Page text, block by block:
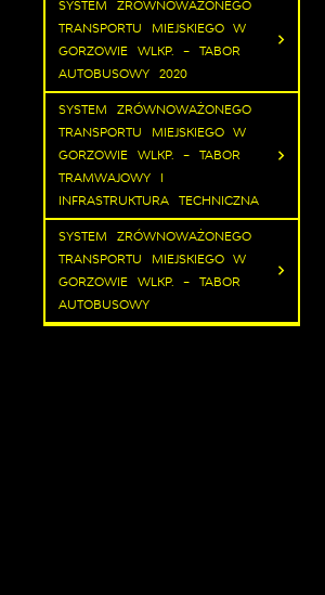
SYSTEM ZRÓWNOWAŻONEGO
TRANSPORTU MIEJSKIEGO W
GORZOWIE WLKP. – TABOR
AUTOBUSOWY 2020
SYSTEM ZRÓWNOWAŻONEGO
TRANSPORTU MIEJSKIEGO W
GORZOWIE WLKP. – TABOR
TRAMWAJOWY I
INFRASTRUKTURA TECHNICZNA
SYSTEM ZRÓWNOWAŻONEGO
TRANSPORTU MIEJSKIEGO W
GORZOWIE WLKP. – TABOR
AUTOBUSOWY